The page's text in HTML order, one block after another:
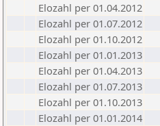
Elozahl per 01.04.2012
Elozahl per 01.07.2012
Elozahl per 01.10.2012
Elozahl per 01.01.2013
Elozahl per 01.04.2013
Elozahl per 01.07.2013
Elozahl per 01.10.2013
Elozahl per 01.01.2014